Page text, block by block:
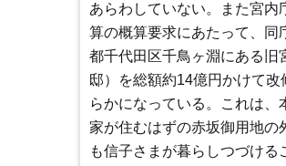
あらわしていない。また宮内
算の概算要求にあたって、同
都千代田区千鳥ヶ淵にある旧
邸）を総額約14億円かけて改
らかになっている。これは、
家が住むはずの赤坂御用地の
も信子さまが暮らしつづける